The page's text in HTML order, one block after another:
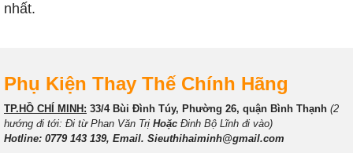
nhất.
Phụ Kiện Thay Thế Chính Hãng
TP.HỒ CHÍ MINH: 33/4 Bùi Đình Túy, Phường 26, quận Bình Thạnh (2
hướng đi tới: Đi từ Phan Văn Trị Hoặc Đinh Bộ Lĩnh đi vào)
Hotline: 0779 143 139, Email. Sieuthihaiminh@gmail.com